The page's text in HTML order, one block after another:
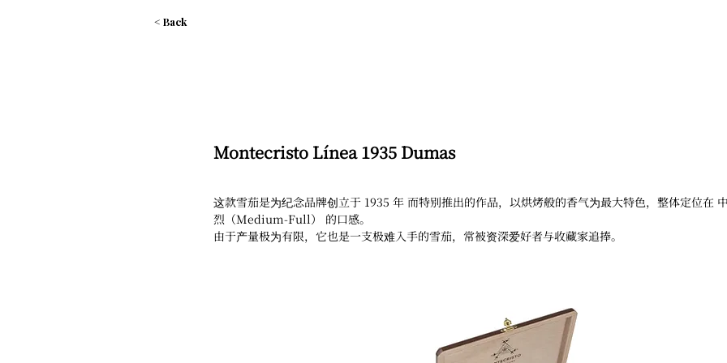
< Back
Montecristo Línea 1935 Dumas
这款雪茄是为纪念品牌创立于 1935 年 而特别推出的作品，以烘烤般的香气为最大特色，整体定位在
烈（Medium-Full） 的口感。
由于产量极为有限，它也是一支极难入手的雪茄，常被资深爱好者与收藏家追捧。